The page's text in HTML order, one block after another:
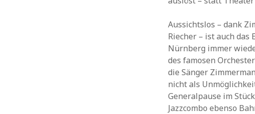
Aussichtslos – dank
Riecher – ist auch
Nürnberg immer
des famosen
die Sänger
nicht als
Generalpause im
Jazzcombo ebenso